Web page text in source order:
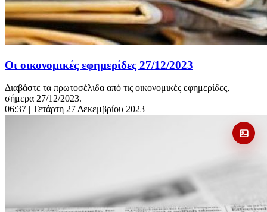
Οι οικονομικές εφημερίδες 27/12/2023
Διαβάστε τα πρωτοσέλιδα από τις οικονομικές εφημερίδες,
σήμερα 27/12/2023.
06:37 | Τετάρτη 27 Δεκεμβρίου 2023